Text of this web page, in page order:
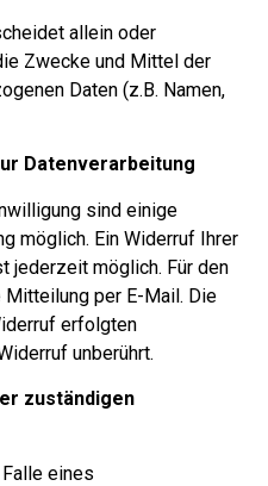
allein oder
Zwecke und Mittel der
Daten (z.B. Namen,
Datenverarbeitung
sind einige
möglich. Ein Widerruf Ihrer
jederzeit möglich. Für den
per E-Mail. Die
erfolgten
unberührt.
zuständigen
eines